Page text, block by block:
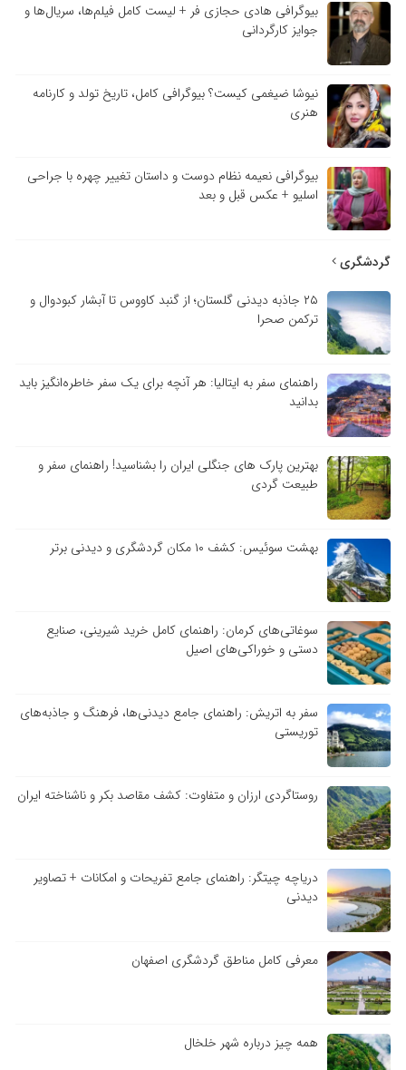
بیوگرافی هادی حجازی فر + لیست کامل فیلم‌ها، سریال‌ها و
جوایز کارگردانی
نیوشا ضیغمی کیست؟ بیوگرافی کامل، تاریخ تولد و کارنامه
هنری
بیوگرافی نعیمه نظام دوست و داستان تغییر چهره با جراحی
اسلیو + عکس قبل و بعد
گردشگری
۲۵ جاذبه دیدنی گلستان؛ از گنبد کاووس تا آبشار کبودوال و
ترکمن صحرا
راهنمای سفر به ایتالیا: هر آنچه برای یک سفر خاطره‌انگیز باید
بدانید
بهترین پارک های جنگلی ایران را بشناسید! راهنمای سفر و
طبیعت گردی
بهشت سوئیس: کشف ۱۰ مکان گردشگری و دیدنی برتر
سوغاتی‌های کرمان: راهنمای کامل خرید شیرینی، صنایع
دستی و خوراکی‌های اصیل
سفر به اتریش: راهنمای جامع دیدنی‌ها، فرهنگ و جاذبه‌های
توریستی
روستاگردی ارزان و متفاوت: کشف مقاصد بکر و ناشناخته ایران
دریاچه چیتگر: راهنمای جامع تفریحات و امکانات + تصاویر
دیدنی
معرفی کامل مناطق گردشگری اصفهان
همه چیز درباره شهر خلخال